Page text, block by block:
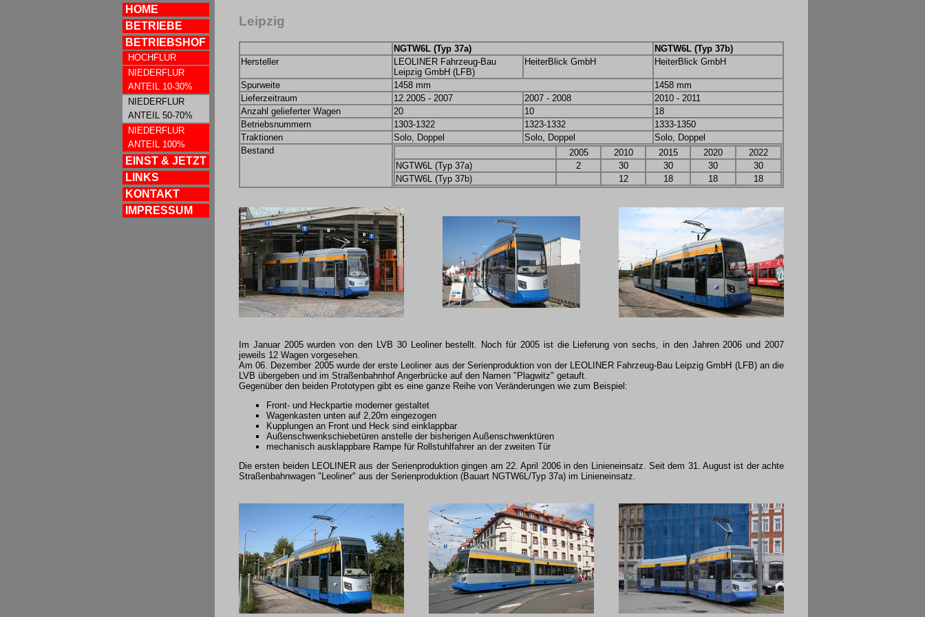
HOME
BETRIEBE
BETRIEBSHOF
HOCHFLUR
NIEDERFLUR
ANTEIL 10-30%
NIEDERFLUR
ANTEIL 50-70%
NIEDERFLUR
ANTEIL 100%
EINST & JETZT
LINKS
KONTAKT
IMPRESSUM
Leipzig
NGTW6L (Typ 37a)
NGTW6L (Typ 37b)
Hersteller
LEOLINER Fahrzeug-Bau
Leipzig GmbH (LFB)
HeiterBlick GmbH HeiterBlick GmbH
Spurweite 1458 mm
1458 mm
Lieferzeitraum
12.2005 - 2007 2007 - 2008
2010 - 2011
Anzahl gelieferter Wagen
20 10
18
Betriebsnummern
1303-1322 1323-1332
1333-1350
Traktionen
Solo, Doppel Solo, Doppel
Solo, Doppel
Bestand
2005 2010 2015 2020
2022
NGTW6L (Typ 37a)
2 30 30 30
30
NGTW6L (Typ 37b)
12 18 18 18
Im Januar 2005 wurden von den LVB 30 Leoliner bestellt. Noch für 2005 ist die Lieferung von sechs, in den Jahren 2006 und 2007
jeweils 12 Wagen vorgesehen.
Am 06. Dezember 2005 wurde der erste Leoliner aus der Serienproduktion von der LEOLINER Fahrzeug-Bau Leipzig GmbH (LFB) an die
LVB übergeben und im Straßenbahnhof Angerbrücke auf den Namen "Plagwitz" getauft.
Gegenüber den beiden Prototypen gibt es eine ganze Reihe von Veränderungen wie zum Beispiel:
Front- und Heckpartie moderner gestaltet
Wagenkasten unten auf 2,20m eingezogen
Kupplungen an Front und Heck sind einklappbar
Außenschwenkschiebetüren anstelle der bisherigen Außenschwenktüren
mechanisch ausklappbare Rampe für Rollstuhlfahrer an der zweiten Tür
Die ersten beiden LEOLINER aus der Serienproduktion gingen am 22. April 2006 in den Linieneinsatz. Seit dem 31. August ist der achte
Straßenbahnwagen "Leoliner" aus der Serienproduktion (Bauart NGTW6L/Typ 37a) im Linieneinsatz.